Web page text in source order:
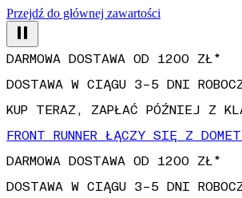
Przejdź do głównej zawartości
DARMOWA DOSTAWA OD 1200 ZŁ*
DOSTAWA W CIĄGU 3–5 DNI
KUP TERAZ, ZAPŁAĆ PÓŹNIEJ Z
FRONT RUNNER ŁĄCZY SIĘ Z
DARMOWA DOSTAWA OD 1200 ZŁ*
DOSTAWA W CIĄGU 3–5 DNI